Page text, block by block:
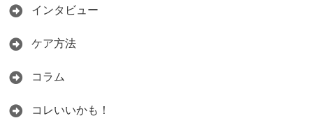
インタビュー
ケア方法
コラム
コレいいかも！